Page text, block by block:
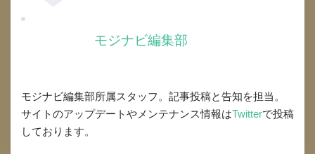
モジナビ編集部
モジナビ編集部所属スタッフ。記事投稿と告知を担当。
サイトのアップデートやメンテナンス情報はTwitterで投稿
しております。